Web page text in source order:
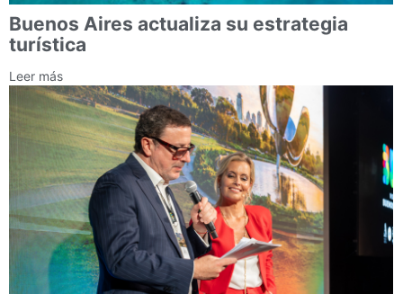
Buenos Aires actualiza su estrategia
turística
Leer más